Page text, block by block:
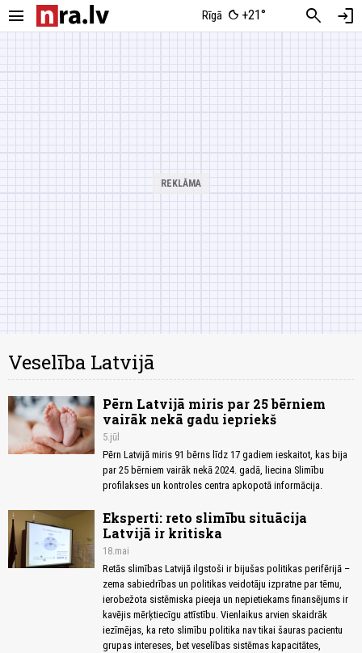
menu Rīgā +21° search login
Veselība Latvijā
Pērn Latvijā miris par 25 bērniem
vairāk nekā gadu iepriekš
5.jūl
Pērn Latvijā miris 91 bērns līdz 17 gadiem ieskaitot, kas bija
par 25 bērniem vairāk nekā 2024. gadā, liecina Slimību
profilakses un kontroles centra apkopotā informācija.
Eksperti: reto slimību situācija
Latvijā ir kritiska
18.mai
Retās slimības Latvijā ilgstoši ir bijušas politikas perifērijā –
zema sabiedrības un politikas veidotāju izpratne par tēmu,
ierobežota sistēmiska pieeja un nepietiekams finansējums ir
kavējis mērķtiecīgu attīstību. Vienlaikus arvien skaidrāk
iezīmējas, ka reto slimību politika nav tikai šauras pacientu
grupas intereses, bet veselības sistēmas kapacitātes,